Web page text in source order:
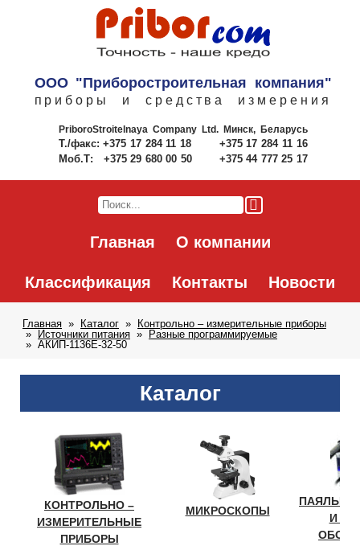
ООО "Приборостроительная компания"
приборы и средства измерения
PriboroStroitelnaya Company Ltd.Минск, Беларусь
Т./факс: +375 17 284 11 18
+375 17 284 11 16
Моб.Т:
+375 29 680 00 50 +375 44 777 25 17
Главная О компании
Классификация Контакты Новости
Главная Каталог
Контрольно – измерительные приборы
Источники питания
Разные программируемые
АКИП-1136E-32-50
Каталог
КОНТРОЛЬНО –
ИЗМЕРИТЕЛЬНЫЕ
ПРИБОРЫ
МИКРОСКОПЫ
И